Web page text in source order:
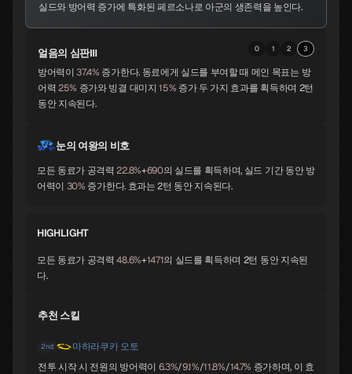
A
자오우곤겐
A
시바
A
토르
A
바포멧
A
요시츠네
A
앨리스
실드와 방어력 증가에 특화된 페르소나로 아군의 생존력을 높인다.
얼음의 심판Ⅲ 0 1 2 3
방어력이37.4% 증가한다. 동료에게 실드를 부여할 때 메인 목표는 방
어력25% 증가와 빙결 대미지15% 증가 두 가지 효과를 획득하며 2턴
동안 지속된다.
눈의 여왕의 비호
모든 동료가 공격력22.8%+690의 실드를 획득하며, 실드 기간 동안 방
어력이 30% 증가한다. 효과는 2턴 동안 지속된다.
HIGHLIGHT
모든 동료가 공격력48.6%+1471의 실드를 획득하며 2턴 동안 지속된
다.
추천 스킬
2nd
마하라쿠카 오토
전투 시작 시 전원의 방어력이 6.3%/9.1%/11.8%/14.7% 증가하며, 이 효